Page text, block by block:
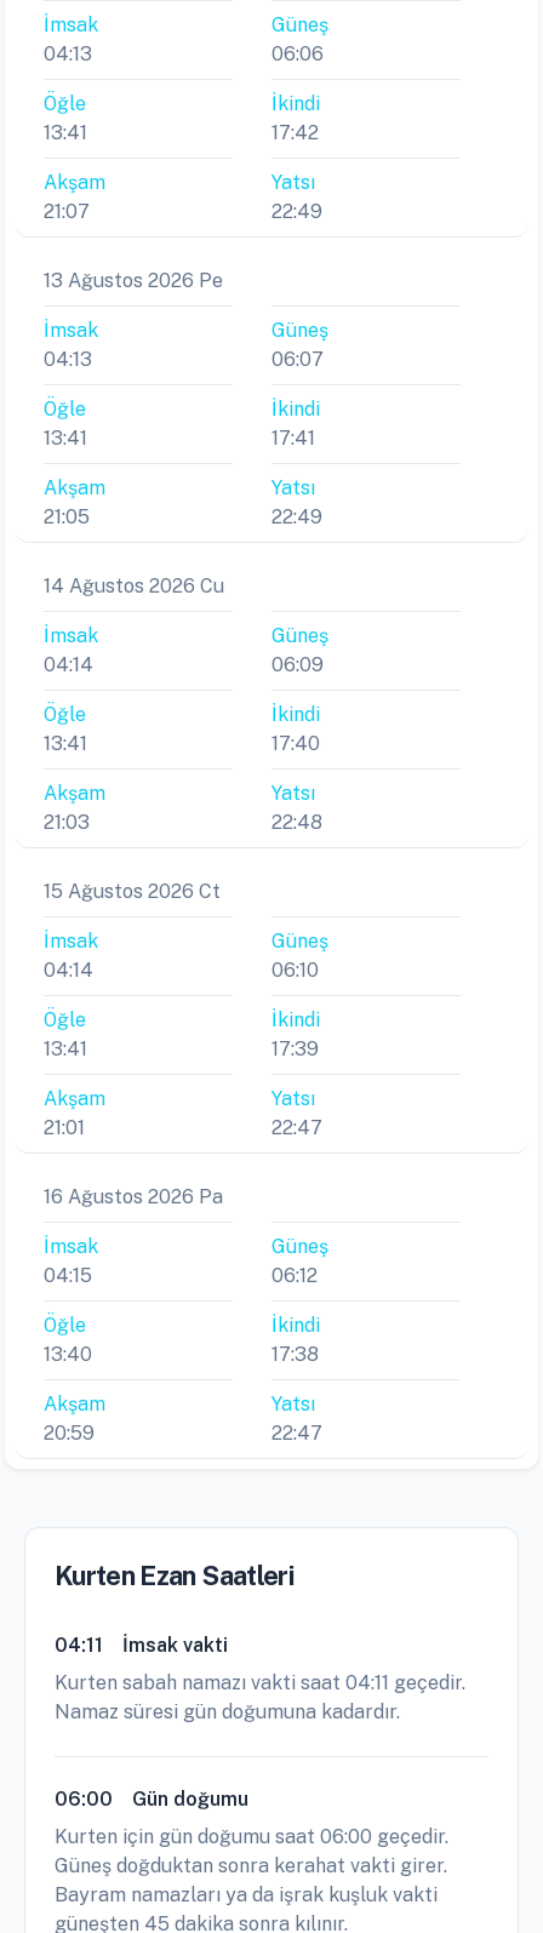
İmsak
04:13
Güneş
06:06
Öğle
13:41
İkindi
17:42
Akşam
21:07
Yatsı
22:49
13 Ağustos 2026 Pe
İmsak
04:13
Güneş
06:07
Öğle
13:41
İkindi
17:41
Akşam
21:05
Yatsı
22:49
14 Ağustos 2026 Cu
İmsak
04:14
Güneş
06:09
Öğle
13:41
İkindi
17:40
Akşam
21:03
Yatsı
22:48
15 Ağustos 2026 Ct
İmsak
04:14
Güneş
06:10
Öğle
13:41
İkindi
17:39
Akşam
21:01
Yatsı
22:47
16 Ağustos 2026 Pa
İmsak
04:15
Güneş
06:12
Öğle
13:40
İkindi
17:38
Akşam
20:59
Yatsı
22:47
Kurten Ezan Saatleri
04:11
İmsak vakti
Kurten sabah namazı vakti saat 04:11 geçedir.
Namaz süresi gün doğumuna kadardır.
06:00
Gün doğumu
Kurten için gün doğumu saat 06:00 geçedir.
Güneş doğduktan sonra kerahat vakti girer.
Bayram namazları ya da işrak kuşluk vakti
güneşten 45 dakika sonra kılınır.